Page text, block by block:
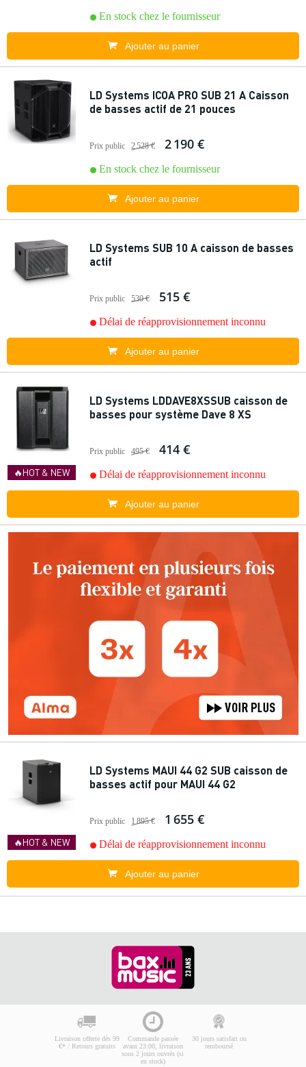
En stock chez le fournisseur
Ajouter au panier
LD Systems ICOA PRO SUB 21 A Caisson
de basses actif de 21 pouces
Prix public 2 528 € 2 190 €
En stock chez le fournisseur
Ajouter au panier
LD Systems SUB 10 A caisson de basses
actif
Prix public 530 € 515 €
Délai de réapprovisionnement inconnu
Ajouter au panier
🔥HOT & NEW
LD Systems LDDAVE8XSSUB caisson de
basses pour système Dave 8 XS
Prix public 495 € 414 €
Délai de réapprovisionnement inconnu
Ajouter au panier
🔥HOT & NEW
LD Systems MAUI 44 G2 SUB caisson de
basses actif pour MAUI 44 G2
Prix public 1 895 € 1 655 €
Délai de réapprovisionnement inconnu
Ajouter au panier
Livraison offerte dès 99
€* / Retours gratuits
Commande passée
avant 23:00, livraison
sous 2 jours ouvrés (si
en stock)
30 jours satisfait ou
remboursé